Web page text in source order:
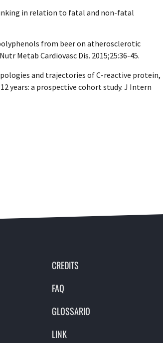
in relation to fatal and non-fatal
from beer on atherosclerotic
Metab Cardiovasc Dis. 2015;25:36-45.
and trajectories of C-reactive protein,
years: a prospective cohort study. J Intern
CREDITS
FAQ
GLOSSARIO
LINK